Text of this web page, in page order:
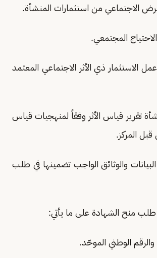
الاجتماعي من استثمارات المنشأة.
الاستثمار ذي الأثر الاجتماعي المعتمد
تقرير قياس الأثر وفقاً لمنهجيات قياس
قبل المركز.
والوثائق الواجب تضمينها في طلب
منح الشهادة على ما يأتي: